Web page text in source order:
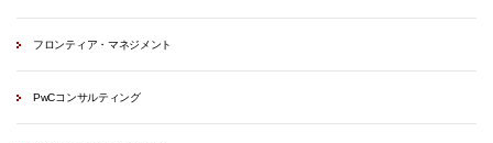
フロンティア・マネジメント
PwCコンサルティング